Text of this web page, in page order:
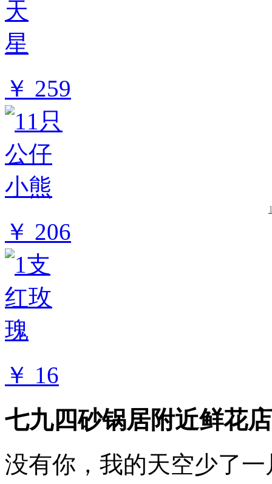
￥ 259
￥ 206
￥ 16
七九四砂锅居附近鲜花
没有你，我的天空少了